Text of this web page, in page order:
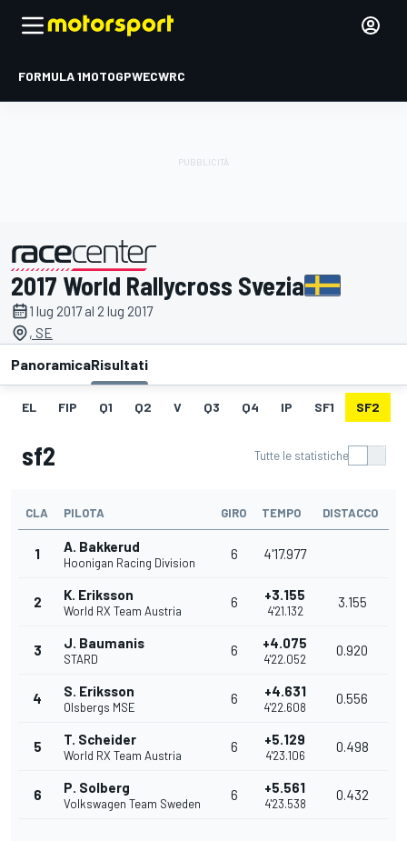
FORMULA 1MOTOGPWECWRC
presentato da
2017 World Rallycross Svezia
1 lug 2017 al 2 lug 2017
, SE
PanoramicaRisultati
EL FIP Q1 Q2 V Q3 Q4 IP SF1 SF2
sf2 Tutte le statistiche
CLA PILOTA GIRO TEMPO DISTACCO
1 A. Bakkerud
Hoonigan Racing Division
6 4'17.977
2 K. Eriksson
World RX Team Austria
6 +3.155
4'21.132
3.155
3 J. Baumanis
STARD
6 +4.075
4'22.052
0.920
4 S. Eriksson
Olsbergs MSE
6 +4.631
4'22.608
0.556
5 T. Scheider
World RX Team Austria
6 +5.129
4'23.106
0.498
6 P. Solberg
Volkswagen Team Sweden
6 +5.561
4'23.538
0.432